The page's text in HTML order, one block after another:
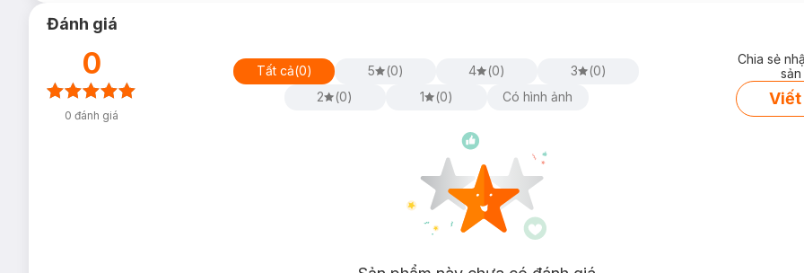
Đánh giá
0
0 đánh giá
Tất cả(0) 5 (0) 4 (0) 3 (0)
2
(0) 1 (0) Có hình ảnh
Chia sẻ
Viết